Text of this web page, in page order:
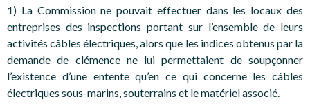
1) La Commission ne pouvait effectuer dans les locaux des
entreprises des inspections portant sur l’ensemble de leurs
activités câbles électriques, alors que les indices obtenus par la
demande de clémence ne lui permettaient de soupçonner
l’existence d’une entente qu’en ce qui concerne les câbles
électriques sous-marins, souterrains et le matériel associé.